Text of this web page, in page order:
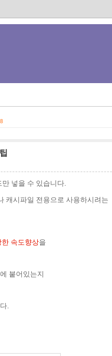
8
넣을 수 있습니다.
캐시파일 전용으로 사용하시려는
속도향상을
붙어있는지
.